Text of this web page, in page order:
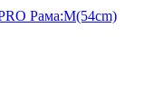
Рама:M(54cm)